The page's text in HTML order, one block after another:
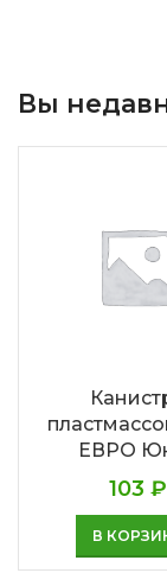
Вы
ЕВРО
103 ₽
В